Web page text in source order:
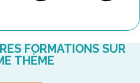
FORMATIONS SUR
THÈME